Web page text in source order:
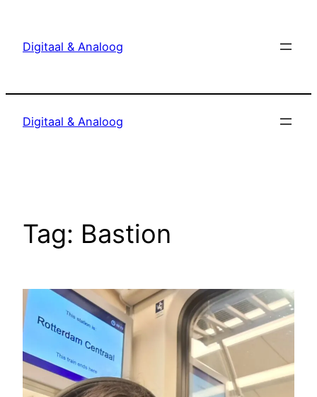
Digitaal & Analoog
Digitaal & Analoog
Tag: Bastion